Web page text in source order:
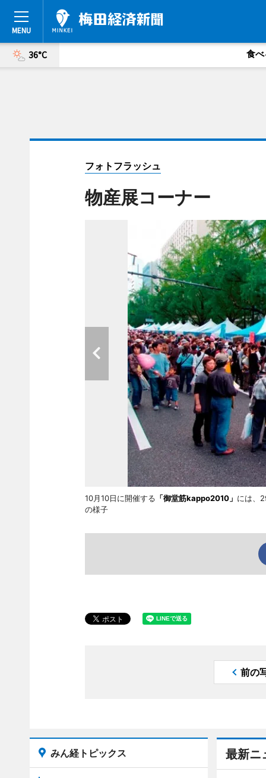
36°C 食べ
フォトフラッシュ
物産展コーナー
10月10日に開催する 「御堂筋kappo2010」 には、
の様子
前の
最新ニ
みん経トピックス